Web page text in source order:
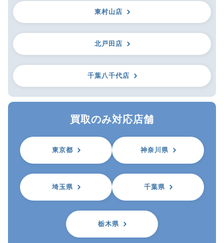
東村山店
北戸田店
千葉八千代店
買取のみ対応店舗
東京都 神奈川県
埼玉県 千葉県
栃木県